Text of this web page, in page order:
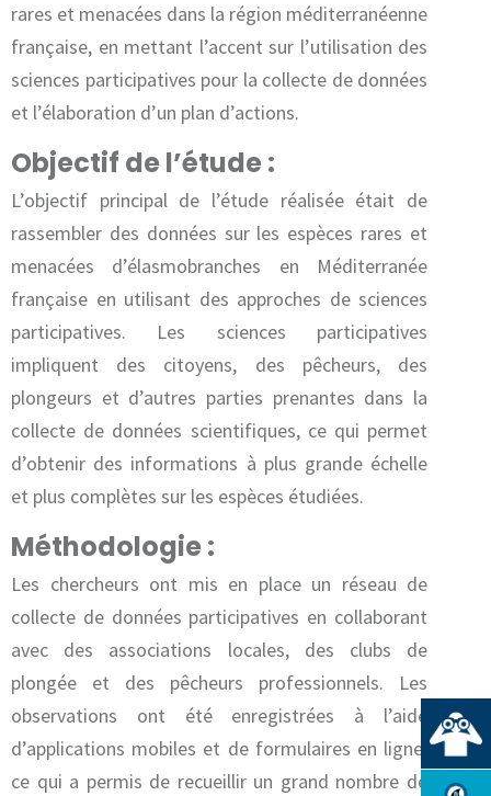
rares et menacées dans la région méditerranéenne
française, en mettant l’accent sur l’utilisation des
sciences participatives pour la collecte de données
et l’élaboration d’un plan d’actions.
Objectif de l’étude :
L’objectif principal de l’étude réalisée était de
rassembler des données sur les espèces rares et
menacées d’élasmobranches en Méditerranée
française en utilisant des approches de sciences
participatives. Les sciences participatives
impliquent des citoyens, des pêcheurs, des
plongeurs et d’autres parties prenantes dans la
collecte de données scientifiques, ce qui permet
d’obtenir des informations à plus grande échelle
et plus complètes sur les espèces étudiées.
Méthodologie :
Les chercheurs ont mis en place un réseau de
collecte de données participatives en collaborant
avec des associations locales, des clubs de
plongée et des pêcheurs professionnels. Les
observations ont été enregistrées à l’aide
d’applications mobiles et de formulaires en ligne,
ce qui a permis de recueillir un grand nombre de